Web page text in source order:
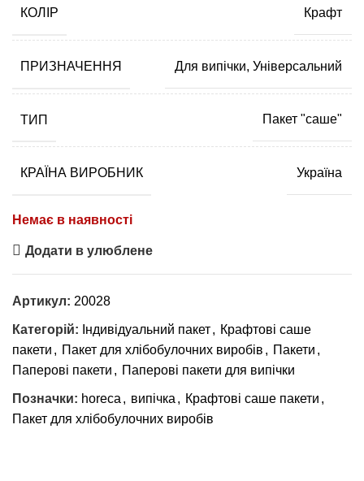
КОЛІР Крафт
ПРИЗНАЧЕННЯ Для випічки, Універсальний
ТИП Пакет "саше"
КРАЇНА ВИРОБНИК Україна
Немає в наявності
Додати в улюблене
Артикул: 20028
Категорій: Індивідуальний пакет, Крафтові саше
пакети , Пакет для хлібобулочних виробів , Пакети ,
Паперові пакети , Паперові пакети для випічки
Позначки: horeca , випічка , Крафтові саше пакети ,
Пакет для хлібобулочних виробів